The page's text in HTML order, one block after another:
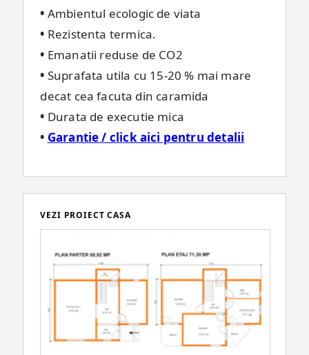
• Ambientul ecologic de viata
• Rezistenta termica.
• Emanatii reduse de CO2
• Suprafata utila cu 15-20 % mai mare
decat cea facuta din caramida
• Durata de executie mica
• Garantie / click aici pentru detalii
VEZI PROIECT CASA